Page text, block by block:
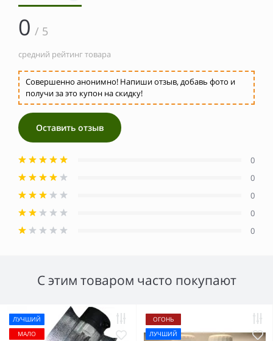
0 / 5
средний рейтинг товара
Совершенно анонимно! Напиши отзыв, добавь фото и
получи за это купон на скидку!
Оставить отзыв
0
0
0
0
0
С этим товаром часто покупают
ЛУЧШИЙ
МАЛО
ОГОНЬ
ЛУЧШИЙ